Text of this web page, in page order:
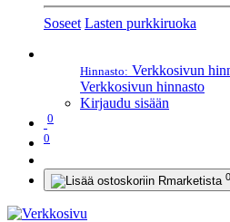
Soseet Lasten purkkiruoka
Hinnasto: Verkkosivun
Verkkosivun hinnasto
Kirjaudu sisään
0
0
0